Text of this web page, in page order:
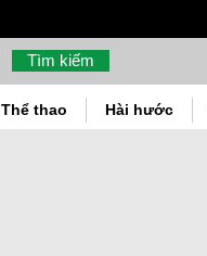
Thể thao Hài hước